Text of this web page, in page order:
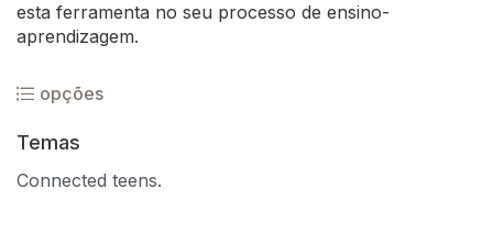
esta ferramenta no seu processo de ensino-
aprendizagem.
opções
Temas
Connected teens.